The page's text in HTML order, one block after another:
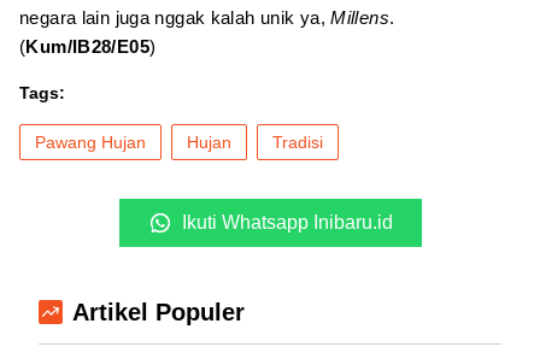
negara lain juga nggak kalah unik ya,Millens.
(Kum/IB28/E05)
Tags:
Pawang Hujan Hujan Tradisi
Ikuti Whatsapp Inibaru.id
Artikel Populer